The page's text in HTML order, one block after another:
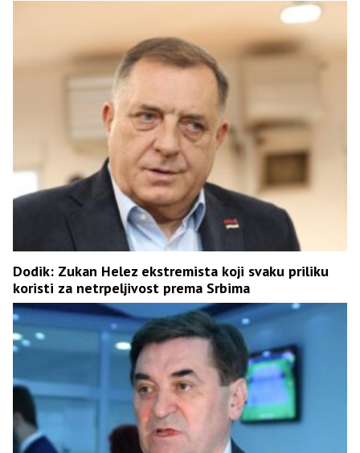
Dodik: Zukan Helez ekstremista koji svaku priliku
koristi za netrpeljivost prema Srbima